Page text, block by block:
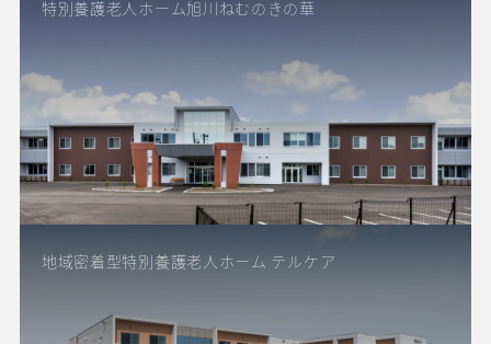
特別養護老人ホーム旭川ねむのきの華
地域密着型特別養護老人ホーム テルケア